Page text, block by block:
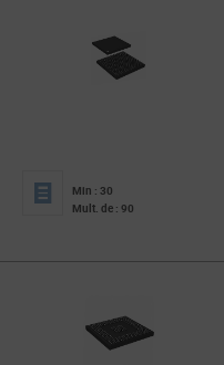
Min : 30
Mult. de : 90